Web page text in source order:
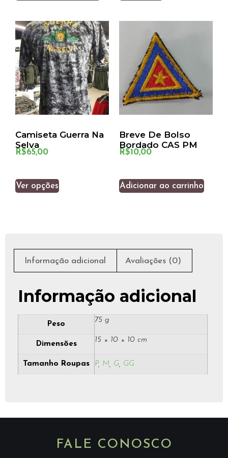
Camiseta Guerra Na
Selva
R$65,00
Ver opções
Breve De Bolso
Bordado CAS PM
R$10,00
Adicionar ao carrinho
Informação adicional Avaliações (0)
Informação adicional
Peso
75 g
Dimensões
15 × 10 × 10 cm
Tamanho Roupas P, M G GG
FALE CONOSCO